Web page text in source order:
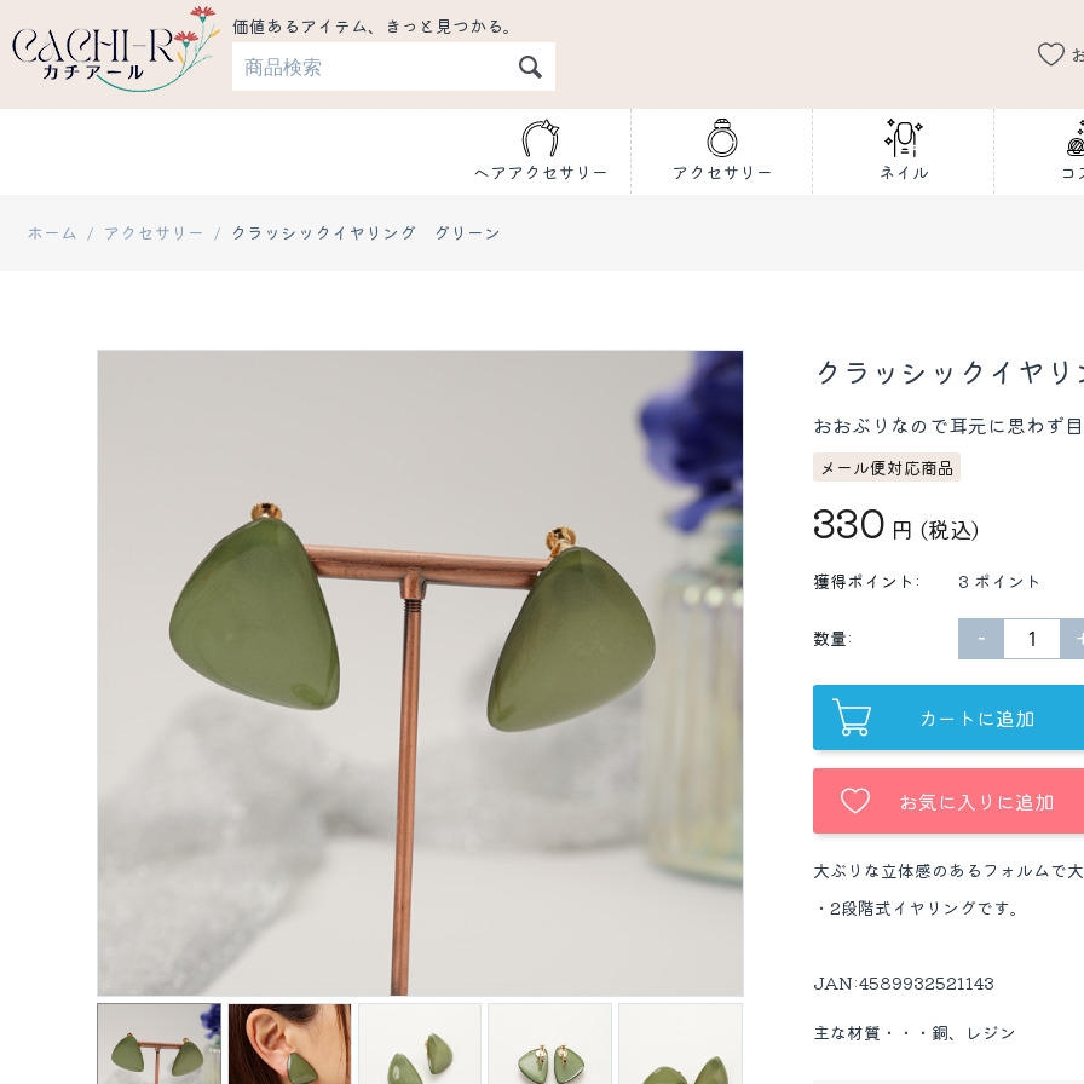
価値あるアイテム、きっと見つかる。
ヘアアクセサリー アクセサリー ネイル コ
ホーム / アクセサリー / クラッシックイヤリング グリーン
クラッシックイヤ
おおぶりなので耳元に思わず
メール便対応商品
330 円 (税込)
獲得ポイント: 3 ポイント
数量: −
カートに追加
お気に入りに追加
大ぶりな立体感のあるフォルムで
・2段階式イヤリングです。
JAN:4589932521143
主な材質・・・銅、レジン